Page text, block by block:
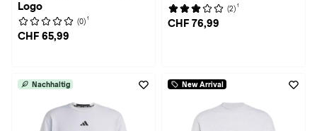
Logo
(0) 1
CHF 65,99
(2) 1
CHF 76,99
Nachhaltig New Arrival